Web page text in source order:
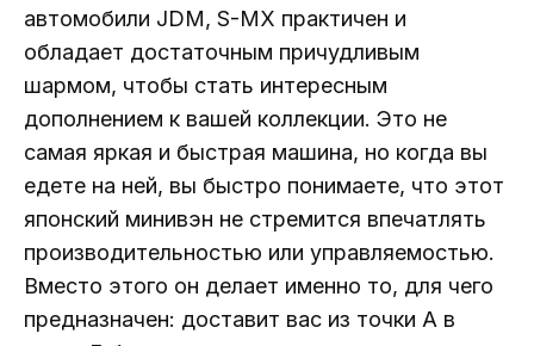
автомобили JDM, S-MX практичен и
обладает достаточным причудливым
шармом, чтобы стать интересным
дополнением к вашей коллекции. Это не
самая яркая и быстрая машина, но когда вы
едете на ней, вы быстро понимаете, что этот
японский минивэн не стремится впечатлять
производительностью или управляемостью.
Вместо этого он делает именно то, для чего
предназначен: доставит вас из точки А в